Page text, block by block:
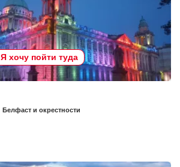
Я хочу пойти туда
Белфаст и окрестности